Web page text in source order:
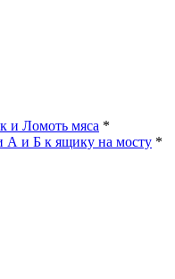
и Ломоть мяса *
А и Б к ящику на мосту *